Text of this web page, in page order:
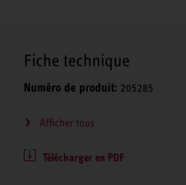
Fiche technique
Numéro de produit: 205285
Afficher tous
Télécharger en PDF